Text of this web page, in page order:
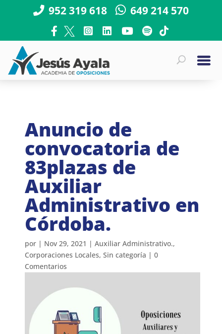
952 319 618 649 214 570
Anuncio de
convocatoria de
83plazas de
Auxiliar
Administrativo en
Córdoba.
por | Nov 29, 2021 |Auxiliar Administrativo.,
Corporaciones Locales,Sin categoría |0
Comentarios